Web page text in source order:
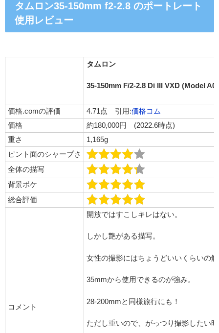
タムロン35-150mm f2-2.8 のポートレート
使用レビュー
タムロン
35-150mm F/2-2.8 Di III VXD (Model
価格.comの評価 4.71点 引用:価格コム
価格
約180,000円 (2022.6時点)
重さ
1,165g
ピント面のシャープさ
全体の描写
背景ボケ
総合評価
コメント
開放ではすこしキレはない。
しかし艶がある描写。
女性の撮影にはちょうどいいくらいの
35mmから使用できるのが強み。
28-200mmと同様旅行にも！
ただし重いので、がっつり撮影したい